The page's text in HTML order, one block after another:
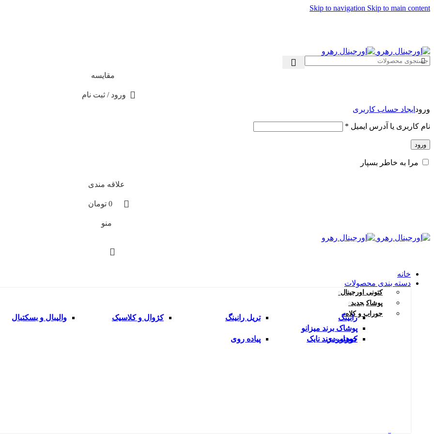
Skip to navigation Skip to main content
مقایسه
ورود / ثبت نام
ورود ایجاد حساب کاربری
نام کاربری یا آدرس ایمیل *
ورود
مرا به خاطر بسپار
علاقه مندی
0 تومان
منو
خانه
دسته بندی محصولات
کتونی اورجینال
رانینگ تریل رانینگ کژوال و کلاسیک والیبال و بسکتبال
کوهنوردی پیاده روی
پوشاک جدید
پوشاک برند میزانو
جوراب و کلاه
جوراب برند نایک